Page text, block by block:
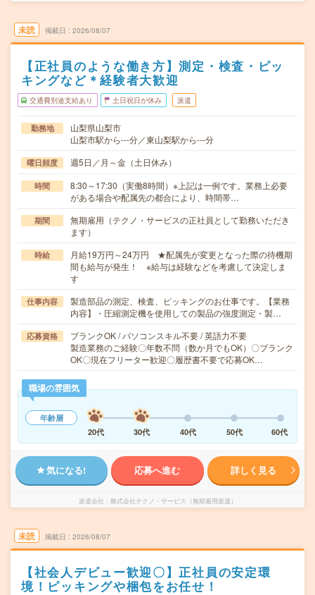
未読 掲載日 2026/08/07
【正社員のような働き方】測定・検査・ピッ
キングなど＊経験者大歓迎
交通費別途支給あり 土日祝日が休み 派遣
勤務地
山梨県山梨市
山梨市駅から---分／東山梨駅から---分
曜日頻度 週5日／月～金（土日休み）
時間
8:30～17:30（実働8時間）※上記は一例です。業務上必要
がある場合や配属先の都合により、時間帯…
期間
無期雇用（テクノ・サービスの正社員として勤務いただき
ます）
時給
月給19万円～24万円 ★配属先が変更となった際の待機期
間も給与が発生！ ※給与は経験などを考慮して決定しま
す
仕事内容
製造部品の測定、検査、ピッキングのお仕事です。【業務
内容】・圧縮測定機を使用しての製品の強度測定・製…
応募資格
ブランクOK / パソコンスキル不要 / 英語力不要
製造業務のご経験〇年数不問（数か月でもOK）〇ブランク
OK〇現在フリーター歓迎〇履歴書不要で応募OK…
職場の雰囲気
年齢層
20代
30代 40代 50代 60代
気になる! 応募へ進む 詳しく見る
派遣会社 株式会社テクノ・サービス（無期雇用派遣）
未読 掲載日 2026/08/07
【社会人デビュー歓迎〇】正社員の安定環
境！ピッキングや梱包をお任せ！